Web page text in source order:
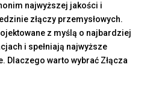
najwyższej jakości i
złączy przemysłowych.
z myślą o najbardziej
i spełniają najwyższe
Dlaczego warto wybrać Złącza